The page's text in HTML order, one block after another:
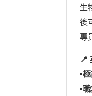
生
後
專
📍
▪︎極
▪︎職